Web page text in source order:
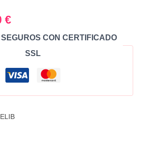
€
SEGUROS CON CERTIFICADO
SSL